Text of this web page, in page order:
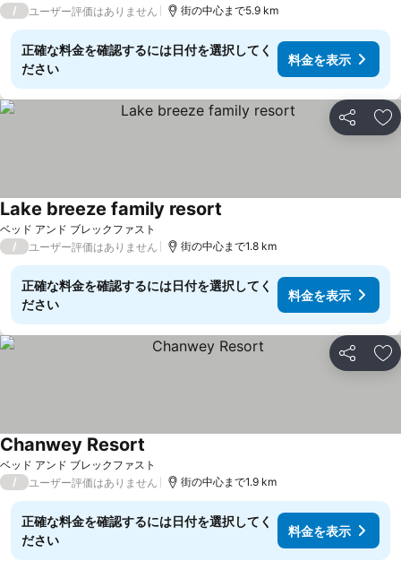
/ ユーザー評価はありません 街の中心まで5.9 km
正確な料金を確認するには日付を選択してく
ださい
料金を表示
シェア お
ベッド アンド ブレックファスト
Lake breeze family resort
/ ユーザー評価はありません 街の中心まで1.8 km
正確な料金を確認するには日付を選択してく
ださい
料金を表示
シェア お
ベッド アンド ブレックファスト
Chanwey Resort
/ ユーザー評価はありません 街の中心まで1.9 km
正確な料金を確認するには日付を選択してく
ださい
料金を表示